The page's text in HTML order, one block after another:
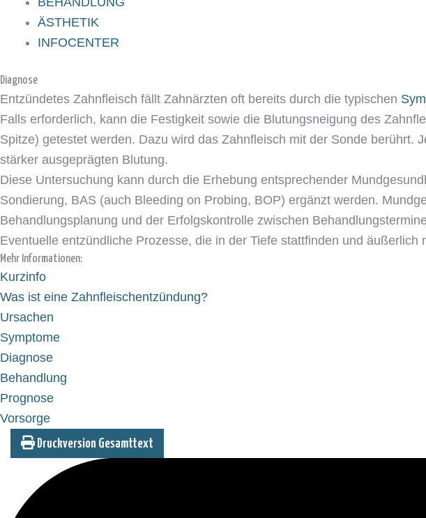
ÄSTHETIK
INFOCENTER
Diagnose
Entzündetes Zahnfleisch fällt Zahnärzten oft bereits durch die typischen
Falls erforderlich, kann die Festigkeit sowie die Blutungsneigung des
Spitze) getestet werden. Dazu wird das Zahnfleisch mit der Sonde
stärker ausgeprägten Blutung.
Diese Untersuchung kann durch die Erhebung entsprechender
Sondierung, BAS (auch Bleeding on Probing, BOP) ergänzt werden.
Behandlungsplanung und der Erfolgskontrolle zwischen
Eventuelle entzündliche Prozesse, die in der Tiefe stattfinden und
Mehr Informationen:
Kurzinfo
Was ist eine Zahnfleischentzündung?
Ursachen
Symptome
Diagnose
Behandlung
Prognose
Vorsorge
Druckversion Gesamttext